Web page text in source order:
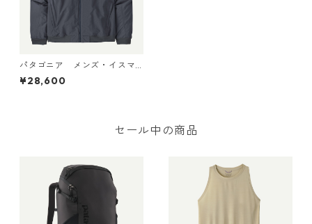
パタゴニア メンズ・イスマ
ス・デック・ジャケット (カ
ラー Smolder Blue) Patagoni
¥28,600
セール中の商品